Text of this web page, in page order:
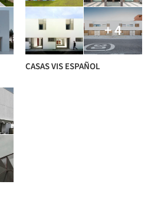
+ 4
CASAS VIS ESPAÑOL